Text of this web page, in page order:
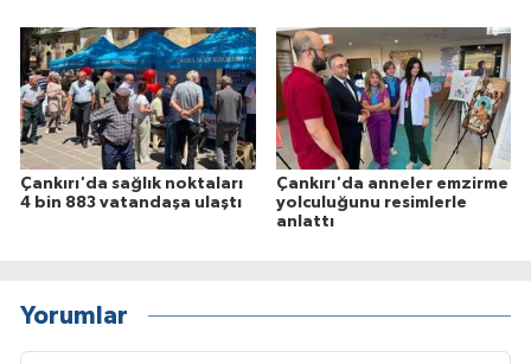
Çankırı'da sağlık noktaları
4 bin 883 vatandaşa ulaştı
Çankırı'da anneler emzirme
yolculuğunu resimlerle
anlattı
Yorumlar